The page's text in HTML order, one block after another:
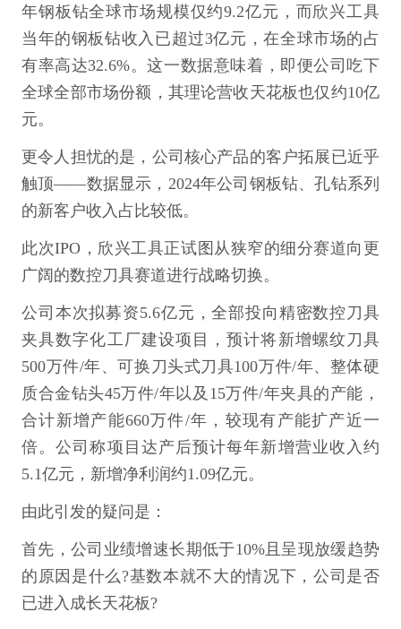
年钢板钻全球市场规模仅约9.2亿元，而欣兴工具
当年的钢板钻收入已超过3亿元，在全球市场的占
有率高达32.6%。这一数据意味着，即便公司吃下
全球全部市场份额，其理论营收天花板也仅约10亿
元。
更令人担忧的是，公司核心产品的客户拓展已近乎
触顶——数据显示，2024年公司钢板钻、孔钻系列
的新客户收入占比较低。
此次IPO，欣兴工具正试图从狭窄的细分赛道向更
广阔的数控刀具赛道进行战略切换。
公司本次拟募资5.6亿元，全部投向精密数控刀具
夹具数字化工厂建设项目，预计将新增螺纹刀具
500万件/年、可换刀头式刀具100万件/年、整体硬
质合金钻头45万件/年以及15万件/年夹具的产能，
合计新增产能660万件/年，较现有产能扩产近一
倍。公司称项目达产后预计每年新增营业收入约
5.1亿元，新增净利润约1.09亿元。
由此引发的疑问是：
首先，公司业绩增速长期低于10%且呈现放缓趋势
的原因是什么?基数本就不大的情况下，公司是否
已进入成长天花板?